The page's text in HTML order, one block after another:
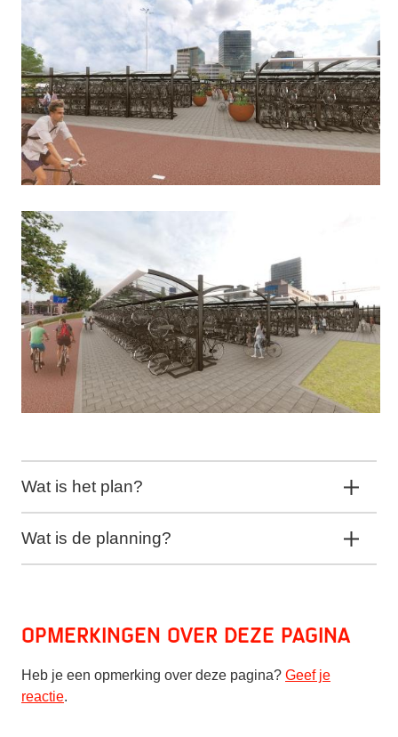
Wat is het plan?
Wat is de planning?
Opmerkingen over deze pagina
Heb je een opmerking over deze pagina? Geef je
reactie.